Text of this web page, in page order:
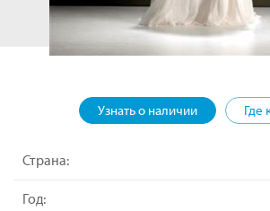
Узнать о наличии Где
Страна:
Год: